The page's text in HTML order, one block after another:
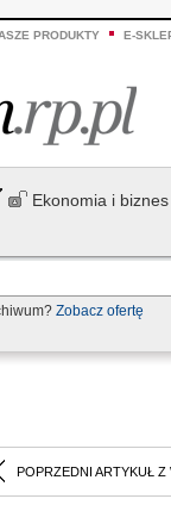
PRODUKTY E-
Ekonomia i biznes
Zobacz ofertę
POPRZEDNI ARTYKUŁ Z